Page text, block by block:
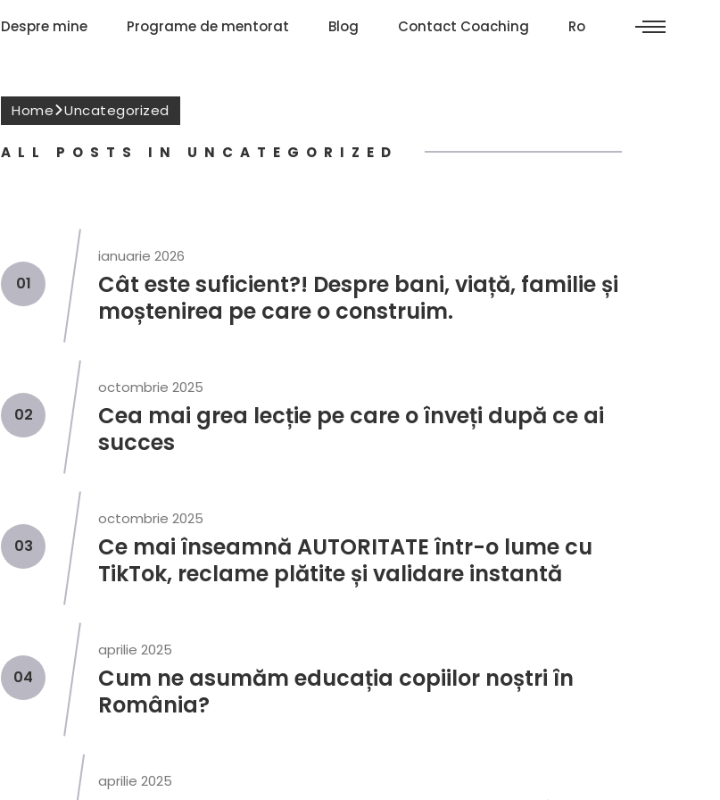
Despre mine Programe de mentorat Blog Contact Coaching Ro
Home Uncategorized
ALL POSTS IN UNCATEGORIZED
01
ianuarie 2026
Cât este suficient?! Despre bani, viață, familie și
moștenirea pe care o construim.
02
octombrie 2025
Cea mai grea lecție pe care o înveți după ce ai
succes
03
octombrie 2025
Ce mai înseamnă AUTORITATE într-o lume cu
TikTok, reclame plătite și validare instantă
04
aprilie 2025
Cum ne asumăm educația copiilor noștri în
România?
aprilie 2025